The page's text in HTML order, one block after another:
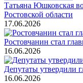
Татьяна Юшковская
Ростовской области
17.06.2026
Ростовчанин стал
16.06.2026
Депутаты утвердили
16.06.2026